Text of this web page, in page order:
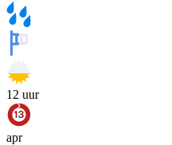
12 uur
apr